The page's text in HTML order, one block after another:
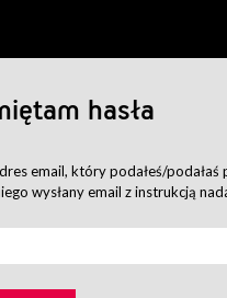
hasła
email, który podałeś/podałaś
wysłany email z instrukcją